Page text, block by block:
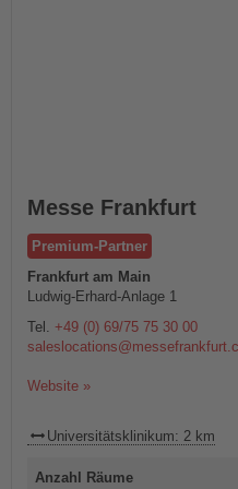
Messe Frankfurt
Premium-Partner
Frankfurt am Main
Ludwig-Erhard-Anlage 1
Tel. +49 (0) 69/75 75 30 00
Website »
Universitätsklinikum: 2 km
Anzahl Räume